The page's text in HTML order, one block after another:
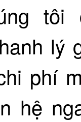
tôi
lý
phí
hệ